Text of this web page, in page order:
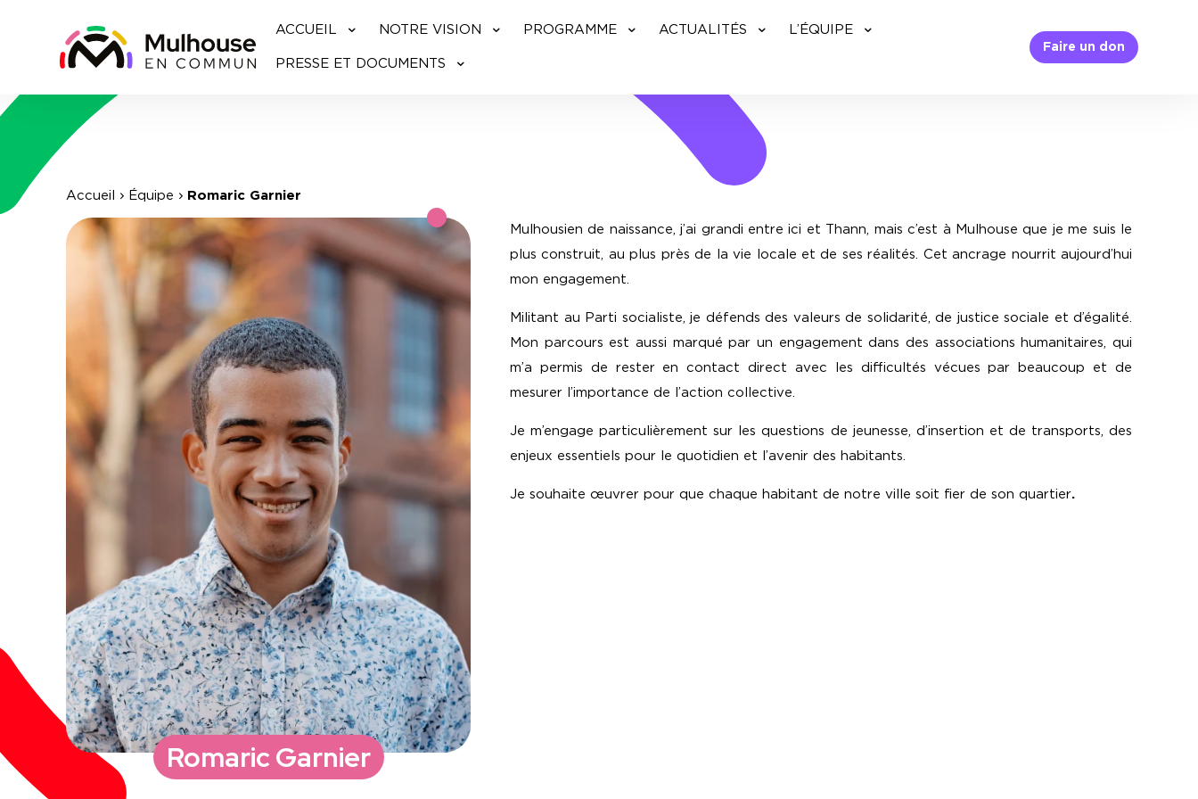
ACCUEIL NOTRE VISION PROGRAMME ACTUALITÉS L’ÉQUIPE
PRESSE ET DOCUMENTS
Faire un don
Accueil Équipe Romaric Garnier
Romaric Garnier
Mulhousien de naissance, j’ai grandi entre ici et Thann, mais c’est à Mulhouse que je me suis le
plus construit, au plus près de la vie locale et de ses réalités. Cet ancrage nourrit aujourd’hui
mon engagement.
Militant au Parti socialiste, je défends des valeurs de solidarité, de justice sociale et d’égalité.
Mon parcours est aussi marqué par un engagement dans des associations humanitaires, qui
m’a permis de rester en contact direct avec les difficultés vécues par beaucoup et de
mesurer l’importance de l’action collective.
Je m’engage particulièrement sur les questions de jeunesse, d’insertion et de transports, des
enjeux essentiels pour le quotidien et l’avenir des habitants.
Je souhaite œuvrer pour que chaque habitant de notre ville soit fier de son quartier.